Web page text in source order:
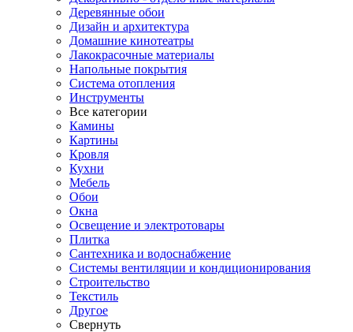
Деревянные обои
Дизайн и архитектура
Домашние кинотеатры
Лакокрасочные материалы
Напольные покрытия
Система отопления
Инструменты
Все категории
Камины
Картины
Кровля
Кухни
Мебель
Обои
Окна
Освещение и электротовары
Плитка
Сантехника и водоснабжение
Системы вентиляции и кондиционирования
Строительство
Текстиль
Другое
Свернуть